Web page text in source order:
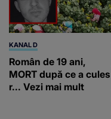
KANAL D
Român de 19 ani,
MORT după ce a cules
r... Vezi mai mult